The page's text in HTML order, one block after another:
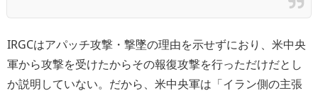
IRGCはアパッチ攻撃・撃墜の理由を示せずにおり、米中央
軍から攻撃を受けたからその報復攻撃を行っただけだとし
か説明していない。だから、米中央軍は「イラン側の主張